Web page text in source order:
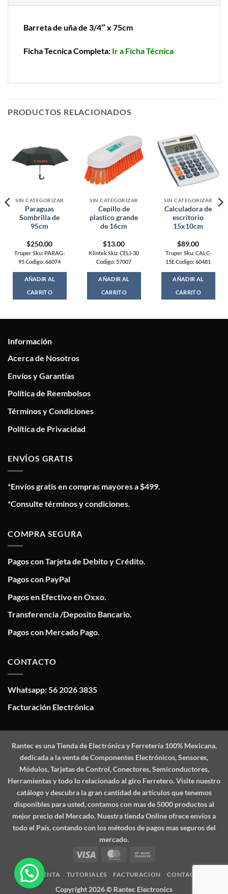
Barreta de uña de 3/4″ x 75cm
Ficha Tecnica Completa: Ir a Ficha Técnica
PRODUCTOS RELACIONADOS
SIN CATEGORIZAR
Paraguas
Sombrilla de
95cm
$250.00
Truper Sku: PARAG-
95 Codigo: 66074
AÑADIR AL
CARRITO
SIN CATEGORIZAR
Cepillo de
plastico grande
de 16cm
$13.00
Klintek Sku: CELI-30
Codigo: 57007
AÑADIR AL
CARRITO
SIN CATEGORIZAR
Calculadora de
escritorio
15x10cm
$89.00
Truper Sku: CALC-
15E Codigo: 60481
AÑADIR AL
CARRITO
Información
Acerca de Nosotros
Envíos y Garantías
Política de Reembolsos
Términos y Condiciones
Política de Privacidad
ENVÍOS GRATIS
*Envíos gratis en compras mayores a $499.
*Consulte términos y condiciones.
COMPRA SEGURA
Pagos con Tarjeta de Debito y Crédito.
Pagos con PayPal
Pagos en Efectivo en Oxxo.
Transferencia /Deposito Bancario.
Pagos con Mercado Pago.
CONTACTO
Whatsapp: 56 2026 3835
Facturación Electrónica
Ranteces una Tienda de Electrónica y Ferretería 100% Mexicana,
dedicada a la venta de Componentes Electrónicos, Sensores,
Módulos, Tarjetas de Control, Conectores, Semiconductores,
Herramientas y todo lo relacionado al giro Ferretero. Visite nuestro
catálogo y descubra la gran cantidad de artículos que tenemos
disponibles para usted, contamos con mas de 5000 productos al
mejor precio del Mercado. Nuestra tienda Online ofrece envíos a
todo el País, contando con los métodos de pagos mas seguros del
mercado.
Visa
MasterCard
MI CUENTA TUTORIALES FACTURACION CONTACTO
Copyright 2026 © Rantec Electronics